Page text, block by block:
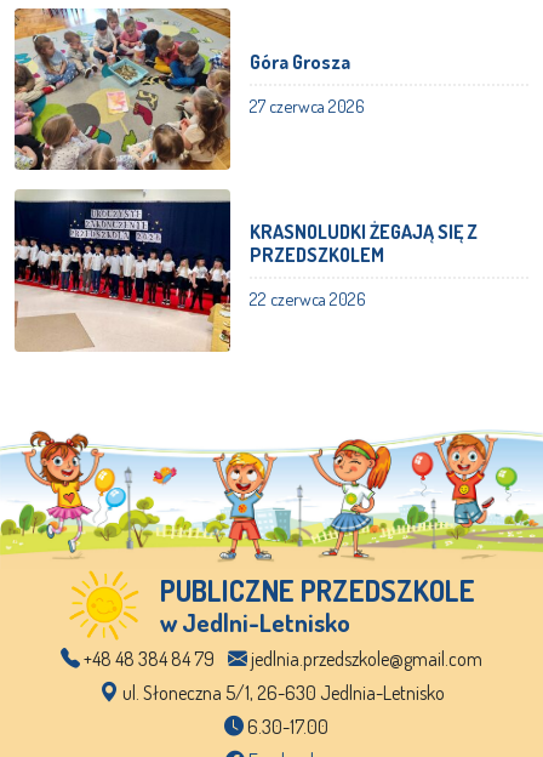
Góra Grosza
27 czerwca 2026
KRASNOLUDKI ŻEGAJĄ SIĘ Z
PRZEDSZKOLEM
22 czerwca 2026
PUBLICZNE PRZEDSZKOLE
w Jedlni-Letnisko
+48 48 384 84 79
jedlnia.przedszkole@gmail.com
ul. Słoneczna 5/1, 26-630 Jedlnia-Letnisko
6.30-17.00